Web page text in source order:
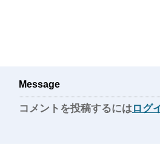
Message
コメントを投稿するにはログ